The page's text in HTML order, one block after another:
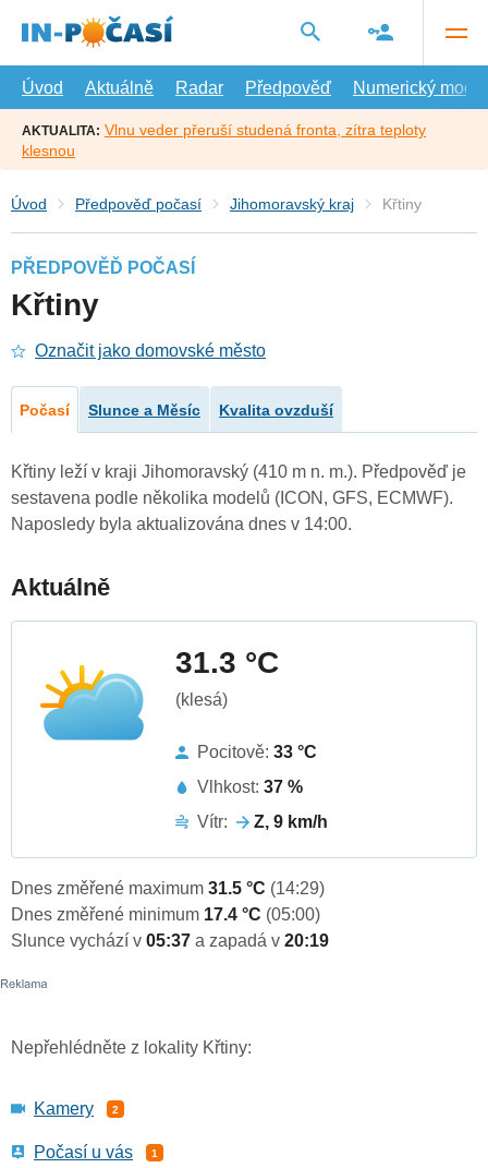
hlavní
Úvod
Aktuálně Radar Předpověď Numerický model
AKTUALITA: Vlnu veder přeruší studená fronta, zítra teploty
klesnou
Úvod Předpověď počasí Jihomoravský kraj Křtiny
PŘEDPOVĚĎ POČASÍ
Křtiny
Označit jako domovské město
Počasí Slunce a Měsíc Kvalita ovzduší
Křtiny leží v kraji Jihomoravský (410 m n. m.). Předpověď je
sestavena podle několika modelů (ICON, GFS, ECMWF).
Naposledy byla aktualizována dnes v 14:00.
Aktuálně
31.3 °C
(klesá)
Pocitově: 33 °C
Vlhkost: 37 %
Vítr:
Z, 9 km/h
Dnes změřené maximum 31.5 °C (14:29)
Dnes změřené minimum 17.4 °C (05:00)
Slunce vychází v 05:37 a zapadá v 20:19
Nepřehlédněte z lokality Křtiny:
Kamery 2
Počasí u vás 1